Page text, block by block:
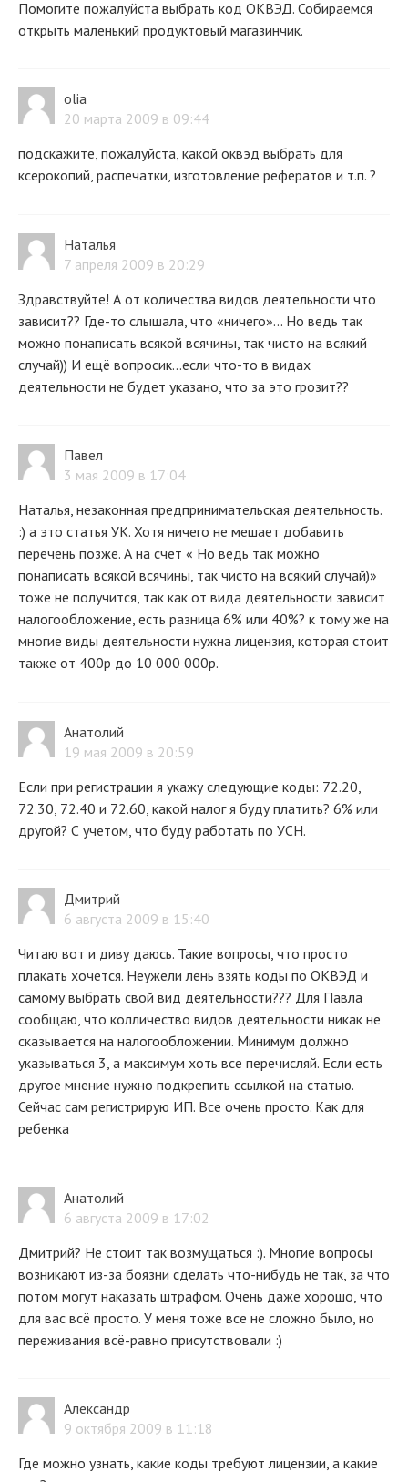
Помогите пожалуйста выбрать код ОКВЭД. Собираемся
открыть маленький продуктовый магазинчик.
olia
20 марта 2009 в 09:44
подскажите, пожалуйста, какой оквэд выбрать для
ксерокопий, распечатки, изготовление рефератов и т.п. ?
Наталья
7 апреля 2009 в 20:29
Здравствуйте! А от количества видов деятельности что
зависит?? Где-то слышала, что «ничего»... Но ведь так
можно понаписать всякой всячины, так чисто на всякий
случай)) И ещё вопросик...если что-то в видах
деятельности не будет указано, что за это грозит??
Павел
3 мая 2009 в 17:04
Наталья, незаконная предпринимательская деятельность.
:) а это статья УК. Хотя ничего не мешает добавить
перечень позже. А на счет « Но ведь так можно
понаписать всякой всячины, так чисто на всякий случай)»
тоже не получится, так как от вида деятельности зависит
налогообложение, есть разница 6% или 40%? к тому же на
многие виды деятельности нужна лицензия, которая стоит
также от 400р до 10 000 000р.
Анатолий
19 мая 2009 в 20:59
Если при регистрации я укажу следующие коды: 72.20,
72.30, 72.40 и 72.60, какой налог я буду платить? 6% или
другой? С учетом, что буду работать по УСН.
Дмитрий
6 августа 2009 в 15:40
Читаю вот и диву даюсь. Такие вопросы, что просто
плакать хочется. Неужели лень взять коды по ОКВЭД и
самому выбрать свой вид деятельности??? Для Павла
сообщаю, что колличество видов деятельности никак не
сказывается на налогообложении. Минимум должно
указываться 3, а максимум хоть все перечисляй. Если есть
другое мнение нужно подкрепить ссылкой на статью.
Сейчас сам регистрирую ИП. Все очень просто. Как для
ребенка
Анатолий
6 августа 2009 в 17:02
Дмитрий? Не стоит так возмущаться :). Многие вопросы
возникают из-за боязни сделать что-нибудь не так, за что
потом могут наказать штрафом. Очень даже хорошо, что
для вас всё просто. У меня тоже все не сложно было, но
переживания всё-равно присутствовали :)
Александр
9 октября 2009 в 11:18
Где можно узнать, какие коды требуют лицензии, а какие